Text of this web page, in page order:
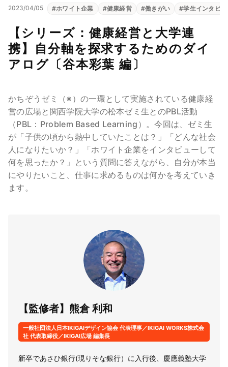
2023/04/05 #ホワイト企業 #健康経営 #働きがい #学生インタビ
【シリーズ：健康経営と大学連
携】自分軸を探求するためのダイ
アログ〔谷本彩葉 編〕
かちぞうゼミ（※）の一環として実施されている健康経
営の広場と関西学院大学の松本ゼミ生とのPBL活動
（PBL：Problem Based Learning）。今回は、ゼミ生
が「子供の頃から熱中していたことは？」「どんな社会
人になりたいか？」「ホワイト企業をインタビューして
何を思ったか？」という質問に答えながら、自分が本当
にやりたいこと、仕事に求めるものは何かを考えていき
ます。
【監修者】熊倉 利和
一般社団法人日本IKIGAIデザイン協会 代表理事／IKIGAI WORKS株式会
社 代表取締役／IKIGAI広場 編集長
新卒であさひ銀行(現りそな銀行）に入行後、慶應義塾大学